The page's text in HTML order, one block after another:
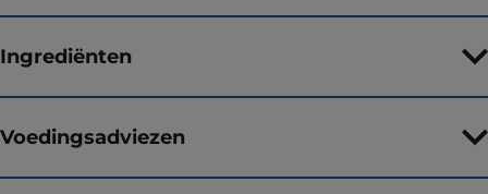
Ingrediënten
Voedingsadviezen